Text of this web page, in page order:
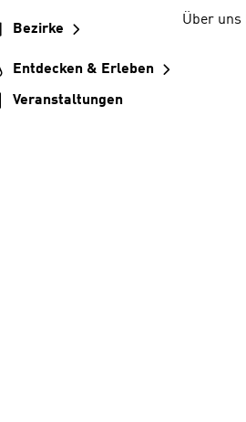
Bezirke
Entdecken & Erleben
Veranstaltungen
Über uns